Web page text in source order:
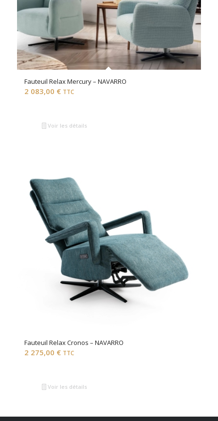
Fauteuil Relax Mercury – NAVARRO
2 083,00 € TTC
Voir les détails
Fauteuil Relax Cronos – NAVARRO
2 275,00 € TTC
Voir les détails